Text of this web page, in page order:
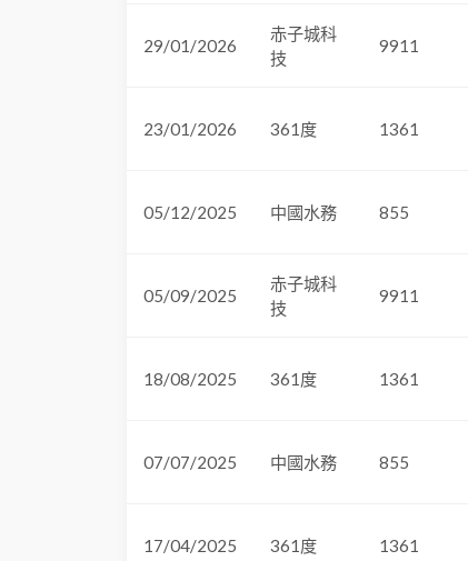
29/01/2026
赤子城科
技
9911
23/01/2026 361度 1361
05/12/2025 中國水務 855
05/09/2025
赤子城科
技
9911
18/08/2025 361度 1361
07/07/2025 中國水務 855
17/04/2025 361度 1361